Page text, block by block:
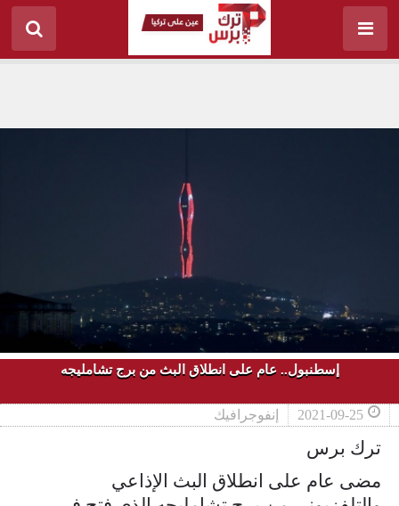
إسطنبول.. عام على انطلاق البث من برج تشامليجه
2021-09-25 إنفوجرافيك
ترك برس
مضى عام على انطلاق البث الإذاعي